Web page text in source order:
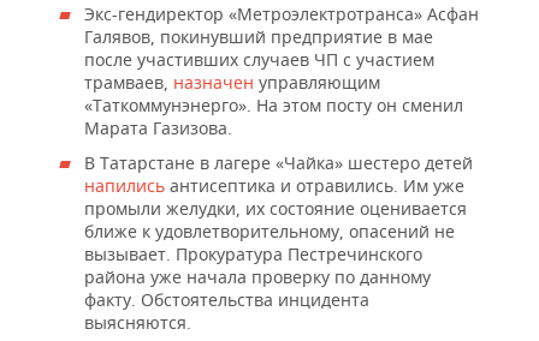
Экс-гендиректор «Метроэлектротранса» Асфан
Галявов, покинувший предприятие в мае
после участивших случаев ЧП с участием
трамваев, назначен управляющим
«Таткоммунэнерго». На этом посту он сменил
Марата Газизова.
В Татарстане в лагере «Чайка» шестеро детей
напились антисептика и отравились. Им уже
промыли желудки, их состояние оценивается
ближе к удовлетворительному, опасений не
вызывает. Прокуратура Пестречинского
района уже начала проверку по данному
факту. Обстоятельства инцидента
выясняются.